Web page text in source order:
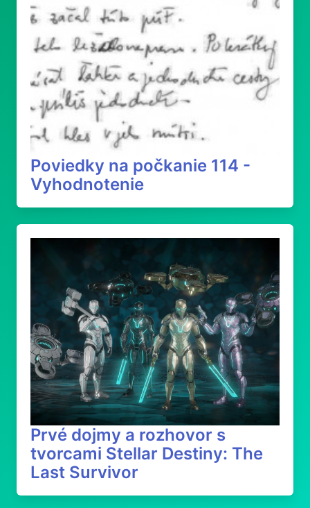
Poviedky na počkanie 114 -
Vyhodnotenie
Prvé dojmy a rozhovor s
tvorcami Stellar Destiny: The
Last Survivor